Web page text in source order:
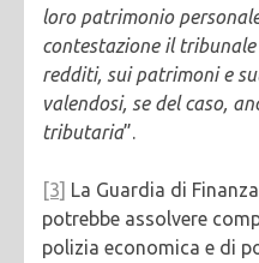
loro patrimonio
contestazione il
redditi, sui patrimoni e
valendosi, se del caso,
tributaria”.
[3] La Guardia di
potrebbe assolvere
polizia economica e di